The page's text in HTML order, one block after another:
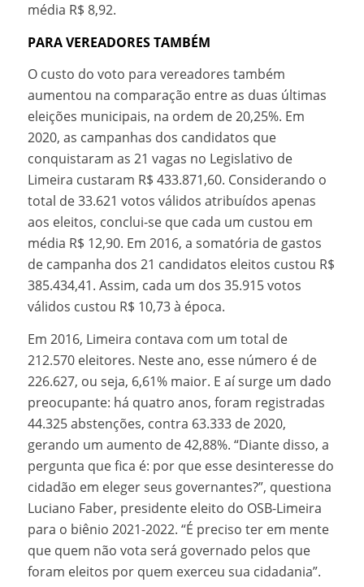
média R$ 8,92.
PARA VEREADORES TAMBÉM
O custo do voto para vereadores também
aumentou na comparação entre as duas últimas
eleições municipais, na ordem de 20,25%. Em
2020, as campanhas dos candidatos que
conquistaram as 21 vagas no Legislativo de
Limeira custaram R$ 433.871,60. Considerando o
total de 33.621 votos válidos atribuídos apenas
aos eleitos, conclui-se que cada um custou em
média R$ 12,90. Em 2016, a somatória de gastos
de campanha dos 21 candidatos eleitos custou R$
385.434,41. Assim, cada um dos 35.915 votos
válidos custou R$ 10,73 à época.
Em 2016, Limeira contava com um total de
212.570 eleitores. Neste ano, esse número é de
226.627, ou seja, 6,61% maior. E aí surge um dado
preocupante: há quatro anos, foram registradas
44.325 abstenções, contra 63.333 de 2020,
gerando um aumento de 42,88%. “Diante disso, a
pergunta que fica é: por que esse desinteresse do
cidadão em eleger seus governantes?”, questiona
Luciano Faber, presidente eleito do OSB-Limeira
para o biênio 2021-2022. “É preciso ter em mente
que quem não vota será governado pelos que
foram eleitos por quem exerceu sua cidadania”.